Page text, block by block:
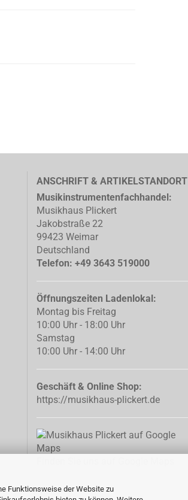
Funktionsweise der Website zu
ANSCHRIFT & ARTIKELSTANDORT
Musikinstrumentenfachhandel:
Musikhaus Plickert
Jakobstraße 22
99423 Weimar
Deutschland
Telefon: +49 3643 519000
Öffnungszeiten Ladenlokal:
Montag bis Freitag
10:00 Uhr - 18:00 Uhr
Samstag
10:00 Uhr - 14:00 Uhr
Geschäft & Online Shop:
https://musikhaus-plickert.de